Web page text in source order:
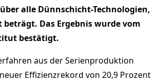
alle Dünnschicht-Technologien,
beträgt. Das Ergebnis wurde vom
bestätigt.
aus der Serienproduktion
Effizienzrekord von 20,9 Prozent